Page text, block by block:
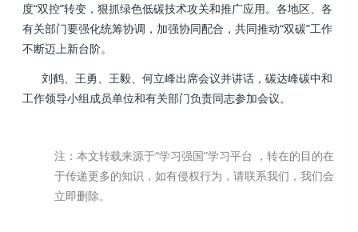
度“双控”转变，狠抓绿色低碳技术攻关和推广应用。各地区、各
有关部门要强化统筹协调，加强协同配合，共同推动“双碳”工作
不断迈上新台阶。
刘鹤、王勇、王毅、何立峰出席会议并讲话，碳达峰碳中和
工作领导小组成员单位和有关部门负责同志参加会议。
注：本文转载来源于“学习强国”学习平台 ，转在的目的在
于传递更多的知识，如有侵权行为，请联系我们，我们会
立即删除。